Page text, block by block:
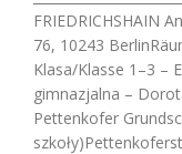
FRIEDRICHSHAIN
76, 10243
Klasa/Klasse 1–3 –
gimnazjalna –
Pettenkofer